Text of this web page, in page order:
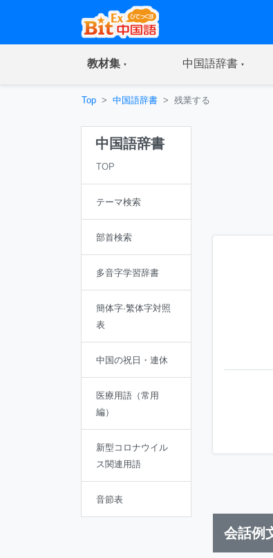
教材集(current) 中国語辞書(current)
Top 中国語辞書 残業する
中国語辞書
TOP
テーマ検索
部首検索
多音字学習辞書
簡体字·繁体字対照
表
中国の祝日・連休
医療用語（常用
編）
新型コロナウイル
ス関連用語
音節表
会話例